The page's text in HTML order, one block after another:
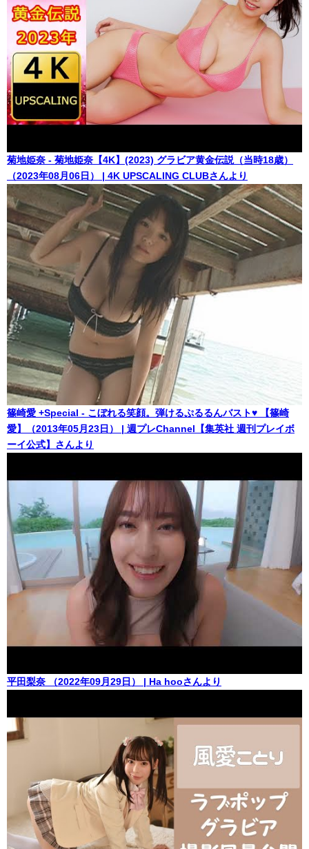
菊地姫奈 - 菊地姫奈【4K】(2023) グラビア黄金伝説（当時18歳）
（2023年08月06日） | 4K UPSCALING CLUBさんより
篠崎愛 +Special - こぼれる笑顔。弾けるぷるるんバスト♥ 【篠崎
愛】（2013年05月23日） | 週プレChannel【集英社 週刊プレイボ
ーイ公式】さんより
平田梨奈 （2022年09月29日） | Ha hooさんより